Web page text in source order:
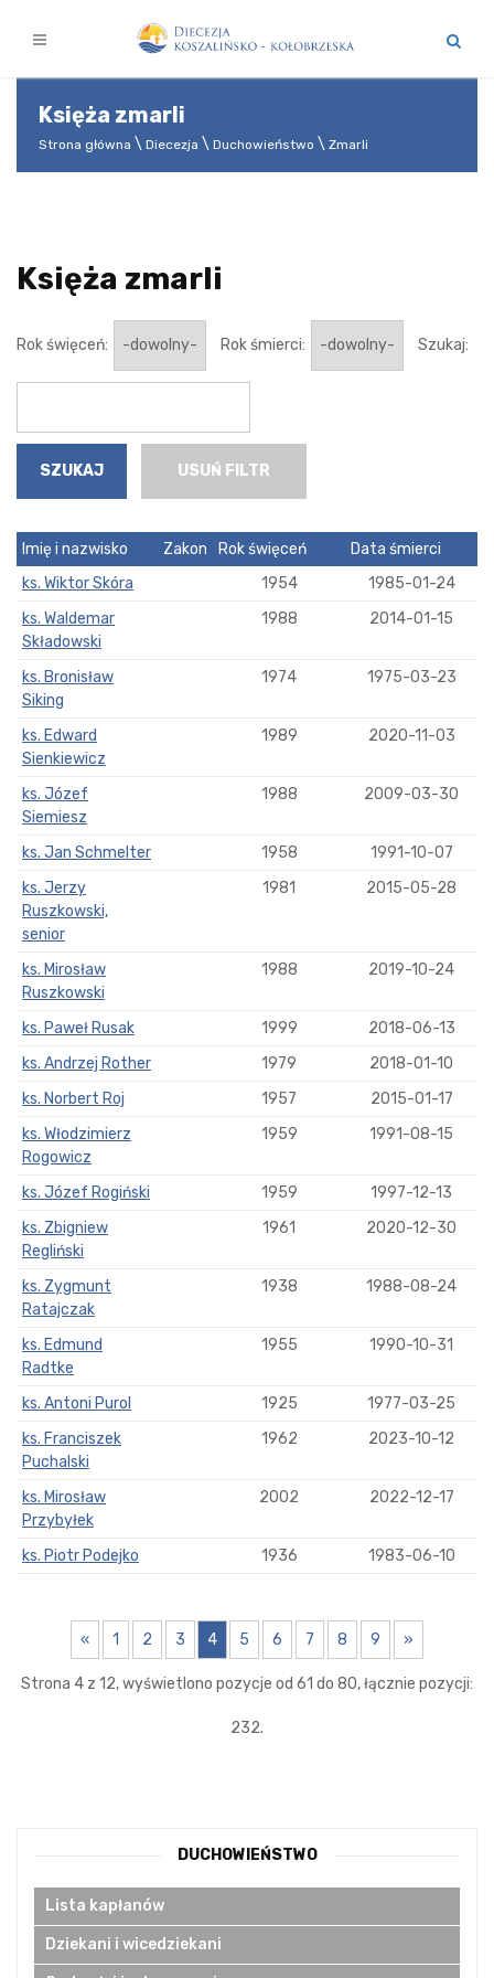
Księża zmarli
Strona główna Diecezja Duchowieństwo Zmarli
Księża zmarli
Rok święceń: Rok śmierci: Szukaj:
USUŃ FILTR
Imię i nazwisko Zakon Rok święceń
Data śmierci
ks. Wiktor Skóra
1954
1985-01-24
ks. Waldemar
Składowski
1988 2014-01-15
ks. Bronisław
Siking
1974 1975-03-23
ks. Edward
Sienkiewicz
1989 2020-11-03
ks. Józef
Siemiesz
1988 2009-03-30
ks. Jan Schmelter 1958
1991-10-07
ks. Jerzy
Ruszkowski,
senior
1981 2015-05-28
ks. Mirosław
Ruszkowski
1988 2019-10-24
ks. Paweł Rusak 1999
2018-06-13
ks. Andrzej Rother
1979
2018-01-10
ks. Norbert Roj
1957
2015-01-17
ks. Włodzimierz
Rogowicz
1959 1991-08-15
ks. Józef Rogiński 1959
1997-12-13
ks. Zbigniew
Regliński
1961 2020-12-30
ks. Zygmunt
Ratajczak
1938 1988-08-24
ks. Edmund
Radtke
1955 1990-10-31
ks. Antoni Purol 1925
1977-03-25
ks. Franciszek
Puchalski
1962 2023-10-12
ks. Mirosław
Przybyłek
2002 2022-12-17
ks. Piotr Podejko 1936 1983-06-10
« 1 2 3 4 5 6 7 8 9 »
Strona 4 z 12, wyświetlono pozycje od 61 do 80, łącznie pozycji:
232.
DUCHOWIEŃSTWO
Lista kapłanów
Dziekani i wicedziekani